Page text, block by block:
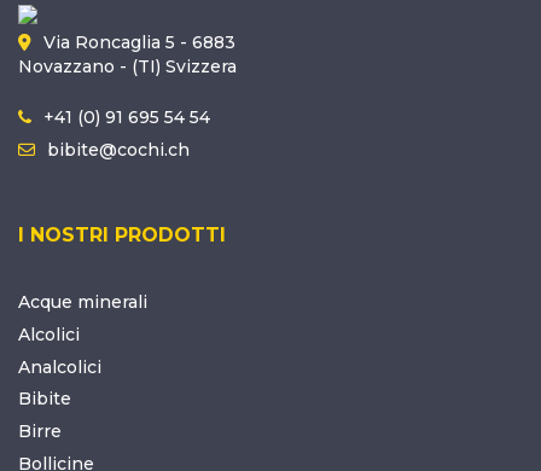
Via Roncaglia 5 - 6883
Novazzano - (TI) Svizzera
+41 (0) 91 695 54 54
bibite@cochi.ch
I NOSTRI PRODOTTI
Acque minerali
Alcolici
Analcolici
Bibite
Birre
Bollicine